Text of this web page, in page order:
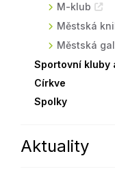
M-klub
Městská
Městská
Sportovní kluby
Církve
Spolky
Aktuality